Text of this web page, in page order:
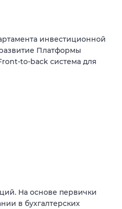
инвестиционной
Платформы
to-back система для
На основе первички
в бухгалтерских